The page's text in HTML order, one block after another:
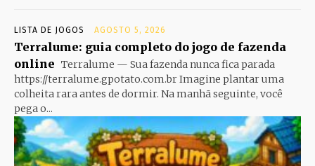
LISTA DE JOGOS AGOSTO 5, 2026
Terralume: guia completo do jogo de fazenda
online Terralume — Sua fazenda nunca fica parada
https://terralume.gpotato.com.br Imagine plantar uma
colheita rara antes de dormir. Na manhã seguinte, você
pega o...